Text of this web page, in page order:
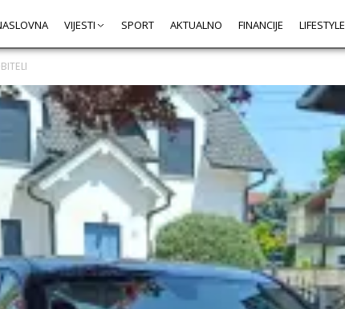
VIJESTI SPORT AKTUALNO FINANCIJE LIFESTYLE